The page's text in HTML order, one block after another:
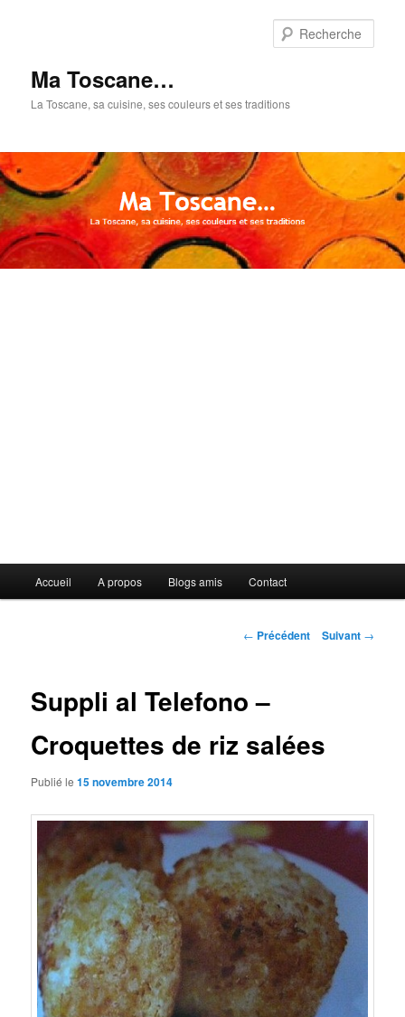
Ma Toscane…
La Toscane, sa cuisine, ses couleurs et ses traditions
principal
Accueil A propos Blogs amis Contact
Navigation
← Précédent Suivant →
Suppli al Telefono –
Croquettes de riz salées
Publié le15 novembre 2014